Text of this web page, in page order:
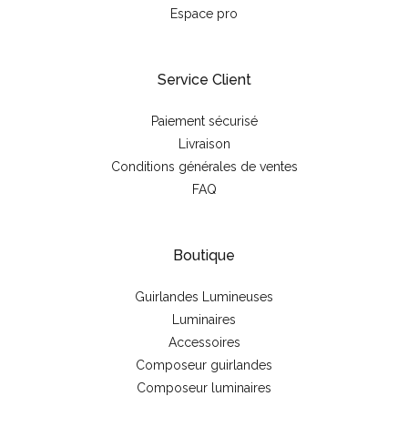
Espace pro
Service Client
Paiement sécurisé
Livraison
Conditions générales de ventes
FAQ
Boutique
Guirlandes Lumineuses
Luminaires
Accessoires
Composeur guirlandes
Composeur luminaires